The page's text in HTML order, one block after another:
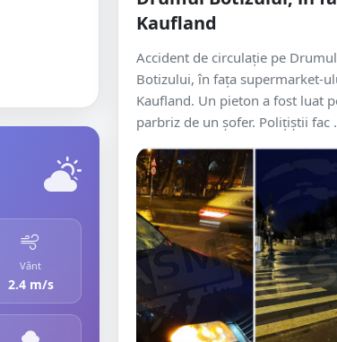
Vânt
2.4 m/s
Kaufland
Accident de circulație pe Drumul
Botizului, în fața supermarket-
Kaufland. Un pieton a fost luat
parbriz de un șofer. Polițiștii fac